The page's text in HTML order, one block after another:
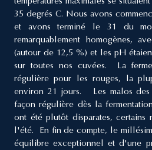
35 degrés C. Nous avons
et avons terminé le 31 du
remarquablement homogènes,
(autour de 12,5 %) et les pH
sur toutes nos cuvées. La
régulière pour les rouges, la
environ 21 jours. Les malos des
façon régulière dès la
ont été plutôt disparates, certains
l'été. En fin de compte, le
équilibre exceptionnel et d'une